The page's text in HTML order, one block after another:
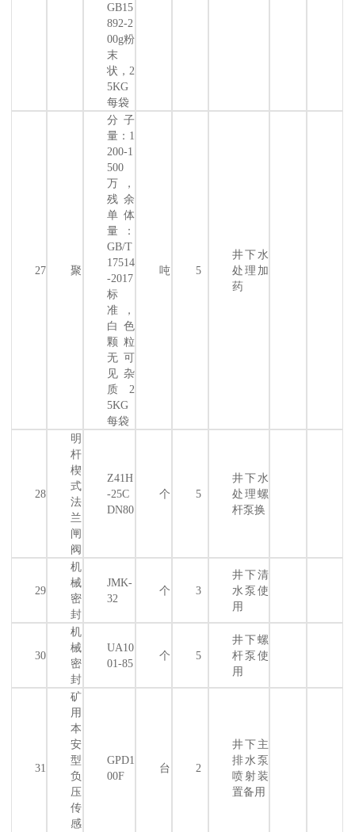
GB15
892-2
00g粉
末
状，2
5KG
每袋
27 聚
分子
量：1
200-1
500
万，
残余
单体
量：
GB/T
17514
-2017
标
准，
白色
颗粒
无可
见杂
质 2
5KG
每袋
吨 5
井下水
处理加
药
28
明
杆
楔
式
法
兰
闸
阀
Z41H
-25C
DN80
个 5
井下水
处理螺
杆泵换
29
机
械
密
封
JMK-
32
个 3
井下清
水泵使
用
30
机
械
密
封
UA10
01-85
个 5
井下螺
杆泵使
用
31
矿
用
本
安
型
负
压
传
感
GPD1
00F
台 2
井下主
排水泵
喷射装
置备用